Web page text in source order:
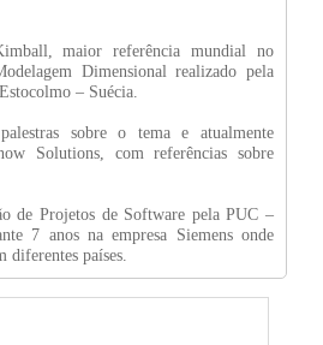
maior referência mundial no
Dimensional realizado pela
– Suécia.
sobre o tema e atualmente
Solutions, com referências sobre
de Projetos de Software pela PUC –
7 anos na empresa Siemens onde
diferentes países.